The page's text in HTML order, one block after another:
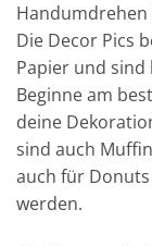
Die Decor Pics
Papier und
Beginne am
deine
sind auch
auch für
werden.